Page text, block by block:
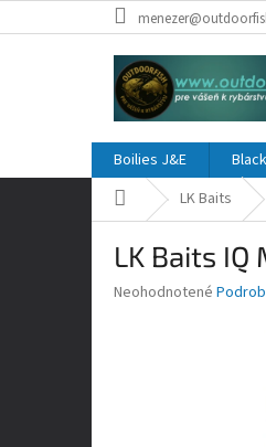
na
Boilies J&E
DomovLK Baits
LK Baits
Priemerné
Neohodnotené